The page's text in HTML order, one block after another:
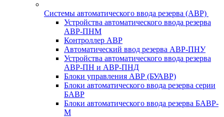
Системы автоматического ввода резерва (АВР)
Устройства автоматического ввода резерва
АВР-ПНМ
Контроллер АВР
Автоматический ввод резерва АВР-ПНУ
Устройства автоматического ввода резерва
АВР-ПН и АВР-ПНД
Блоки управления АВР (БУАВР)
Блоки автоматического ввода резерва серии
БАВР
Блоки автоматического ввода резерва БАВР-
М